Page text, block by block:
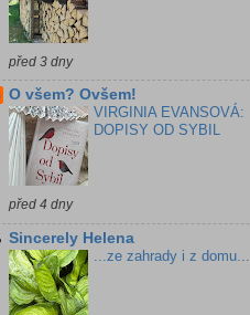
před 3 dny
O všem? Ovšem!
VIRGINIA EVANSOVÁ:
DOPISY OD SYBIL
před 4 dny
Sincerely Helena
...ze zahrady i z domu...